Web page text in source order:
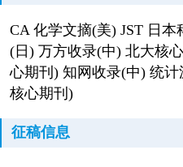
CA 化学文摘(美) JST 日
(日) 万方收录(中) 北大核
心期刊) 知网收录(中) 统
核心期刊)
征稿信息